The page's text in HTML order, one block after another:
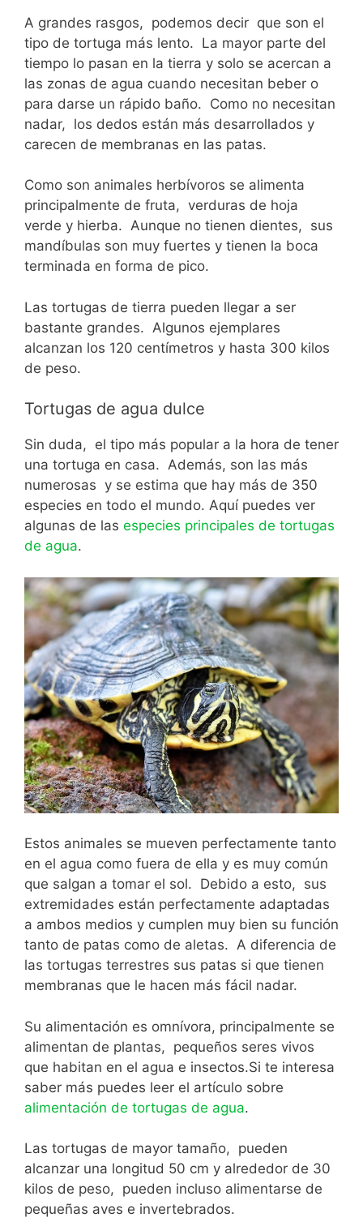
A grandes rasgos, podemos decir que son el
tipo de tortuga más lento. La mayor parte del
tiempo lo pasan en la tierra y solo se acercan a
las zonas de agua cuando necesitan beber o
para darse un rápido baño. Como no necesitan
nadar, los dedos están más desarrollados y
carecen de membranas en las patas.
Como son animales herbívoros se alimenta
principalmente de fruta, verduras de hoja
verde y hierba. Aunque no tienen dientes, sus
mandíbulas son muy fuertes y tienen la boca
terminada en forma de pico.
Las tortugas de tierra pueden llegar a ser
bastante grandes. Algunos ejemplares
alcanzan los 120 centímetros y hasta 300 kilos
de peso.
Tortugas de agua dulce
Sin duda, el tipo más popular a la hora de tener
una tortuga en casa. Además, son las más
numerosas y se estima que hay más de 350
especies en todo el mundo. Aquí puedes ver
algunas de las especies principales de tortugas
de agua.
Estos animales se mueven perfectamente tanto
en el agua como fuera de ella y es muy común
que salgan a tomar el sol. Debido a esto, sus
extremidades están perfectamente adaptadas
a ambos medios y cumplen muy bien su función
tanto de patas como de aletas. A diferencia de
las tortugas terrestres sus patas si que tienen
membranas que le hacen más fácil nadar.
Su alimentación es omnívora, principalmente se
alimentan de plantas, pequeños seres vivos
que habitan en el agua e insectos.Si te interesa
saber más puedes leer el artículo sobre
alimentación de tortugas de agua.
Las tortugas de mayor tamaño, pueden
alcanzar una longitud 50 cm y alrededor de 30
kilos de peso, pueden incluso alimentarse de
pequeñas aves e invertebrados.